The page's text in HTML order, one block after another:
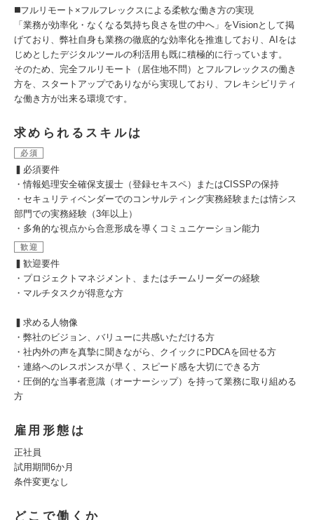
◼️フルリモート×フルフレックスによる柔軟な働き方の実現
「業務が効率化・なくなる気持ち良さを世の中へ」をVisionとして掲
げており、弊社自身も業務の徹底的な効率化を推進しており、AIをは
じめとしたデジタルツールの利活用も既に積極的に行っています。
そのため、完全フルリモート（居住地不問）とフルフレックスの働き
方を、スタートアップでありながら実現しており、フレキシビリティ
な働き方が出来る環境です。
求められるスキルは
必須
▍必須要件
・情報処理安全確保支援士（登録セキスペ）またはCISSPの保持
・セキュリティベンダーでのコンサルティング実務経験または情シス
部門での実務経験（3年以上）
・多角的な視点から合意形成を導くコミュニケーション能力
歓迎
▍歓迎要件
・プロジェクトマネジメント、またはチームリーダーの経験
・マルチタスクが得意な方
▍求める人物像
・弊社のビジョン、バリューに共感いただける方
・社内外の声を真摯に聞きながら、クイックにPDCAを回せる方
・連絡へのレスポンスが早く、スピード感を大切にできる方
・圧倒的な当事者意識（オーナーシップ）を持って業務に取り組める
方
雇用形態は
正社員
試用期間6か月
条件変更なし
どこで働くか